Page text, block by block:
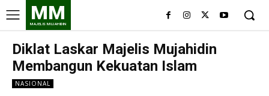
MM
MAJELIS MUJAHIDIN
Diklat Laskar Majelis Mujahidin
Membangun Kekuatan Islam
NASIONAL